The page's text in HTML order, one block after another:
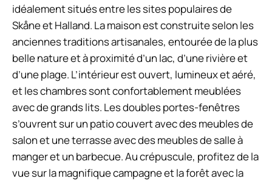
idéalement situés entre les sites populaires de
Skåne et Halland. La maison est construite selon les
anciennes traditions artisanales, entourée de la plus
belle nature et à proximité d’un lac, d’une rivière et
d’une plage. L’intérieur est ouvert, lumineux et aéré,
et les chambres sont confortablement meublées
avec de grands lits. Les doubles portes-fenêtres
s’ouvrent sur un patio couvert avec des meubles de
salon et une terrasse avec des meubles de salle à
manger et un barbecue. Au crépuscule, profitez de la
vue sur la magnifique campagne et la forêt avec la